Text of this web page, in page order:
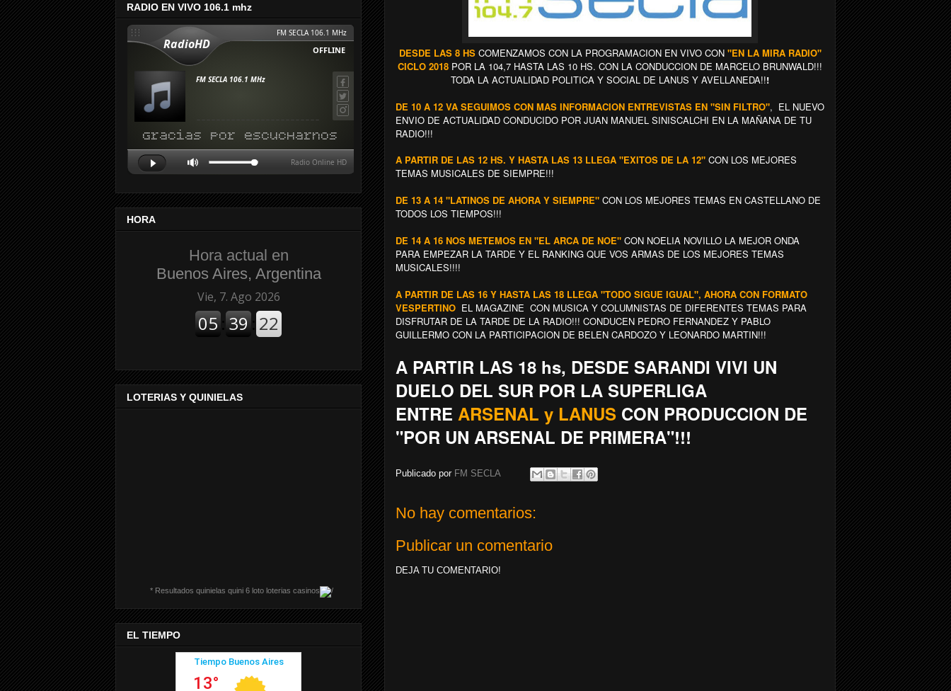
DESDE LAS 8 HS COMENZAMOS CON LA PROGRAMACION EN VIVO CON"EN LA MIRA RADIO"
CICLO 2018 POR LA 104,7 HASTA LAS 10 HS. CON LA CONDUCCION DE MARCELO BRUNWALD!!!
TODA LA ACTUALIDAD POLITICA Y SOCIAL DE LANUS Y AVELLANEDA!!!
DE 10 A 12 VA SEGUIMOS CON MAS INFORMACION ENTREVISTAS EN "SIN FILTRO", EL NUEVO
ENVIO DE ACTUALIDAD CONDUCIDO POR JUAN MANUEL SINISCALCHI EN LA MAÑANA DE TU
RADIO!!!
A PARTIR DE LAS 12 HS. Y HASTA LAS 13 LLEGA "EXITOS DE LA 12" CON LOS MEJORES
TEMAS MUSICALES DE SIEMPRE!!!
DE 13 A 14 "LATINOS DE AHORA Y SIEMPRE" CON LOS MEJORES TEMAS EN CASTELLANO DE
TODOS LOS TIEMPOS!!!
DE 14 A 16 NOS METEMOS EN "EL ARCA DE NOE" CON NOELIA NOVILLO LA MEJOR ONDA
PARA EMPEZAR LA TARDE Y EL RANKING QUE VOS ARMAS DE LOS MEJORES TEMAS
MUSICALES!!!!
A PARTIR DE LAS 16 Y HASTA LAS 18 LLEGA "TODO SIGUE IGUAL", AHORA CON FORMATO
VESPERTINO EL MAGAZINE CON MUSICA Y COLUMNISTAS DE DIFERENTES TEMAS PARA
DISFRUTAR DE LA TARDE DE LA RADIO!!! CONDUCEN PEDRO FERNANDEZ Y PABLO
GUILLERMO CON LA PARTICIPACION DE BELEN CARDOZO Y LEONARDO MARTIN!!!
A PARTIR LAS 18 hs, DESDE SARANDI VIVI UN
DUELO DEL SUR POR LA SUPERLIGA
ENTRE ARSENAL y LANUS CON PRODUCCION DE
"POR UN ARSENAL DE PRIMERA"!!!
Publicado por FM SECLA
No hay comentarios:
Publicar un comentario
DEJA TU COMENTARIO!
RADIO EN VIVO 106.1 mhz
HORA
Hora actual en
Buenos Aires, Argentina
LOTERIAS Y QUINIELAS
* Resultados quinielas quini 6 loto loterias casinos
EL TIEMPO